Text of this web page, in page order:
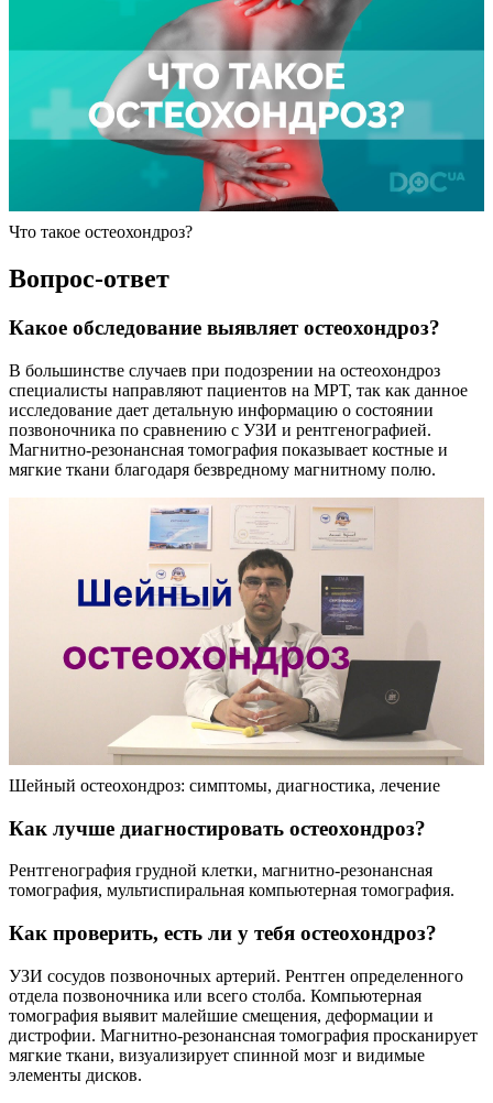
Что такое остеохондроз?
Вопрос-ответ
Какое обследование выявляет остеохондроз?
В большинстве случаев при подозрении на остеохондроз
специалисты направляют пациентов на МРТ, так как данное
исследование дает детальную информацию о состоянии
позвоночника по сравнению с УЗИ и рентгенографией.
Магнитно-резонансная томография показывает костные и
мягкие ткани благодаря безвредному магнитному полю.
Шейный остеохондроз: симптомы, диагностика, лечение
Как лучше диагностировать остеохондроз?
Рентгенография грудной клетки, магнитно-резонансная
томография, мультиспиральная компьютерная томография.
Как проверить, есть ли у тебя остеохондроз?
УЗИ сосудов позвоночных артерий. Рентген определенного
отдела позвоночника или всего столба. Компьютерная
томография выявит малейшие смещения, деформации и
дистрофии. Магнитно-резонансная томография просканирует
мягкие ткани, визуализирует спинной мозг и видимые
элементы дисков.